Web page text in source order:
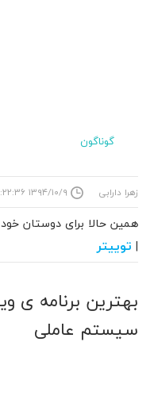
گوناگون
زهرا دارابی ۱۳۹۴/۱۰/۹ ۱۷:۲۲:۳۶
همین حالا برای دوستان
| توییتر
بهترین برنامه ی
سیستم عاملی